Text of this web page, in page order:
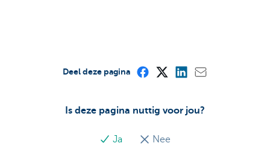
Is deze pagina nuttig voor jou?
Ja Nee
Deel deze pagina